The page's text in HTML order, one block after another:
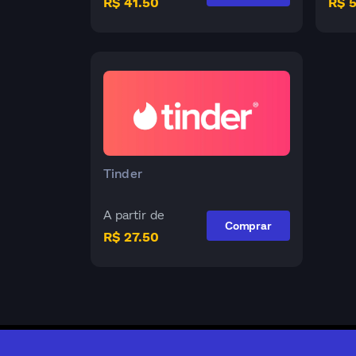
Tinder
A partir de
R$ 27.50
Comprar